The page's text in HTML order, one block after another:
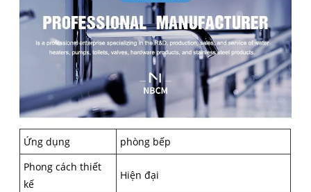
Ứng dụng
phòng bếp
Phong cách thiết
kế
Hiện đại